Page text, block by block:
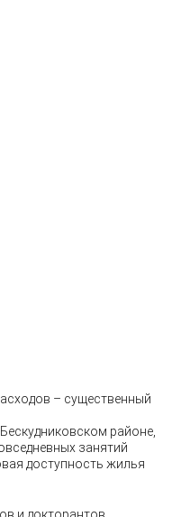
– существенный
районе,
занятий
доступность жилья
и докторантов,